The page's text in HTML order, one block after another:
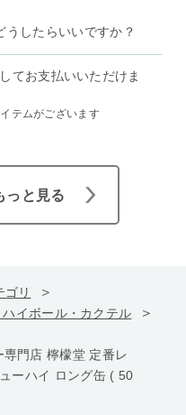
うしたらいいですか？
てお支払いいただけま
テムがございます
っと見る
ゴリ
イボール・カクテル
門店 檸檬堂 定番レ
ーハイ ロング缶 ( 50